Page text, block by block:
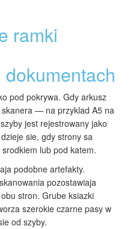
ramki
pod pokrywa. Gdy arkusz
— na przyklad A5 na
jest rejestrowany jako
sie, gdy strony sa
lub pod katem.
podobne artefakty.
pozostawiaja
stron. Grube ksiazki
szerokie czarne pasy w
od szyby.